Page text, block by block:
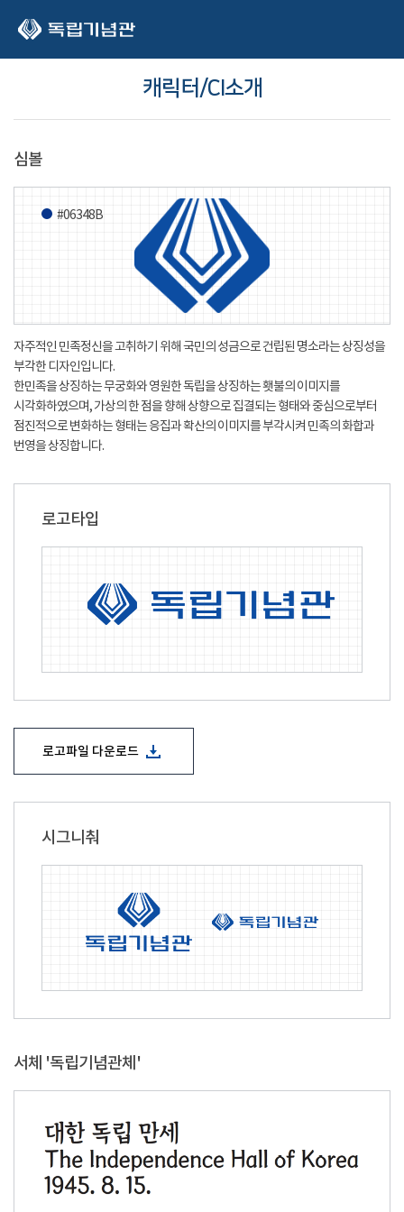
캐릭터/CI소개
심볼
#06348B
자주적인 민족정신을 고취하기 위해 국민의 성금으로 건립된 명소라는 상징성을
부각한 디자인입니다.
한민족을 상징하는 무궁화와 영원한 독립을 상징하는 횃불의 이미지를
시각화하였으며, 가상의 한 점을 향해 상향으로 집결되는 형태와 중심으로부터
점진적으로 변화하는 형태는 응집과 확산의 이미지를 부각시켜 민족의 화합과
번영을 상징합니다.
로고타입
로고파일 다운로드
시그니춰
서체 '독립기념관체'